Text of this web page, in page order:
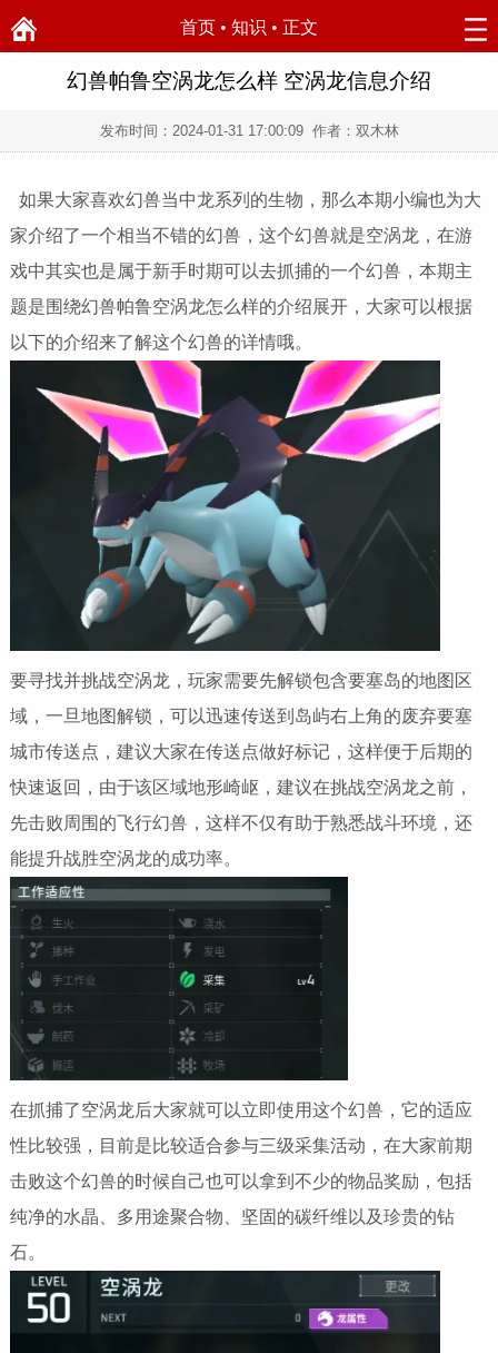
首页 • 知识 • 正文
幻兽帕鲁空涡龙怎么样 空涡龙信息介绍
发布时间： 2024-01-31 17:00:09作者：双木林
如果大家喜欢幻兽当中龙系列的生物，那么本期小编也为大
家介绍了一个相当不错的幻兽，这个幻兽就是空涡龙，在游
戏中其实也是属于新手时期可以去抓捕的一个幻兽，本期主
题是围绕幻兽帕鲁空涡龙怎么样的介绍展开，大家可以根据
以下的介绍来了解这个幻兽的详情哦。
要寻找并挑战空涡龙，玩家需要先解锁包含要塞岛的地图区
域，一旦地图解锁，可以迅速传送到岛屿右上角的废弃要塞
城市传送点，建议大家在传送点做好标记，这样便于后期的
快速返回，由于该区域地形崎岖，建议在挑战空涡龙之前，
先击败周围的飞行幻兽，这样不仅有助于熟悉战斗环境，还
能提升战胜空涡龙的成功率。
在抓捕了空涡龙后大家就可以立即使用这个幻兽，它的适应
性比较强，目前是比较适合参与三级采集活动，在大家前期
击败这个幻兽的时候自己也可以拿到不少的物品奖励，包括
纯净的水晶、多用途聚合物、坚固的碳纤维以及珍贵的钻
石。